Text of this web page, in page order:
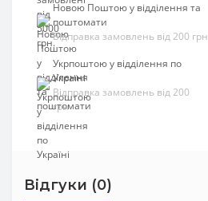
Новою Поштою у відділення та
поштомати
Відправка замовлень від 200 грн
Укрпоштою у відділення по
Україні
Відправка замовлень від 200
грн
Відгуки (0)